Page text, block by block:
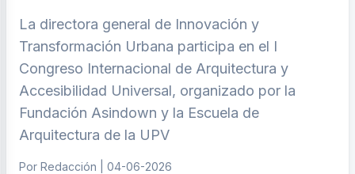
La directora general de Innovación y
Transformación Urbana participa en el I
Congreso Internacional de Arquitectura y
Accesibilidad Universal, organizado por la
Fundación Asindown y la Escuela de
Arquitectura de la UPV
Por Redacción | 04-06-2026